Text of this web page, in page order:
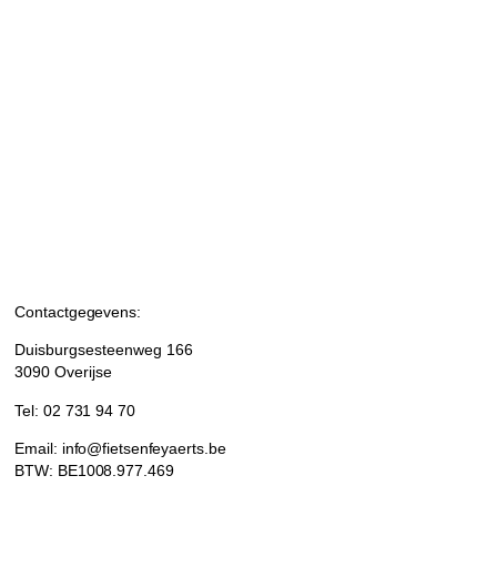
Contactgegevens:
Duisburgsesteenweg 166
3090 Overijse
Tel: 02 731 94 70
Email: info@fietsenfeyaerts.be
BTW: BE1008.977.469